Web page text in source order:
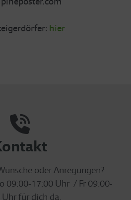
hier
oder Anregungen?
09:00-17:00 Uhr / Fr 09:00-
für dich da.